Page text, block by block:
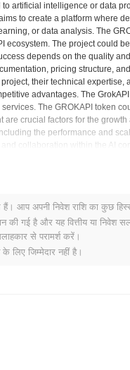
artificial intelligence or data
to create a platform where
or data analysis. The
ecosystem. The project could
depends on the quality
pricing structure,
their technical expertise,
advantages. The
The GROKAPI token
crucial factors for the
the performance and
collaboration within the AI
एक्सचेंजों पर व्यापक रूप से उपलब्ध
आप अपनी निवेश राशि का कुछ
गई है और यह वित्तीय या निवेश
से परामर्श करें।
लिए जिम्मेदार नहीं है।